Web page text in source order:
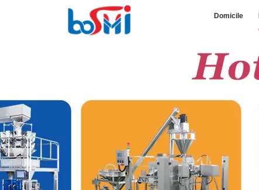
Domicile